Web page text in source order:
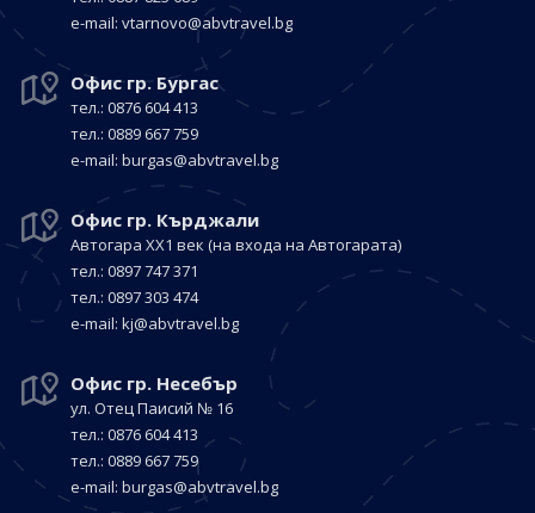
е-mail: vtarnovo@abvtravel.bg
Офис гр. Бургас
тел.: 0876 604 413
тел.: 0889 667 759
е-mail: burgas@abvtravel.bg
Офис гр. Кърджали
Автогара ХХ1 век (на входа на Автогарата)
тел.: 0897 747 371
тел.: 0897 303 474
е-mail: kj@abvtravel.bg
Офис гр. Несебър
ул. Отец Паисий № 16
тел.: 0876 604 413
тел.: 0889 667 759
е-mail: burgas@abvtravel.bg